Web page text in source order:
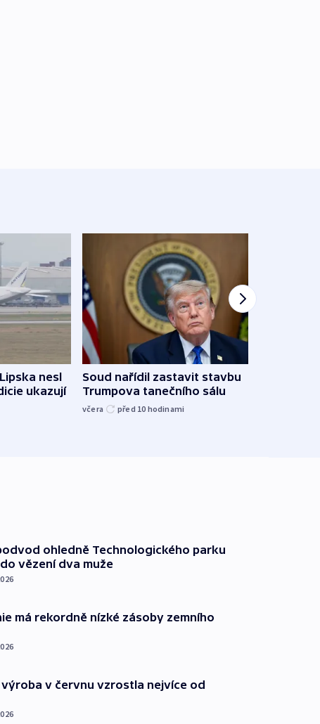
nesl
ukazují
Soud nařídil zastavit stavbu
Trumpova tanečního sálu
včera před 10 hodinami
ohledně Technologického parku
vězení dva muže
má rekordně nízké zásoby zemního
v červnu vzrostla nejvíce od